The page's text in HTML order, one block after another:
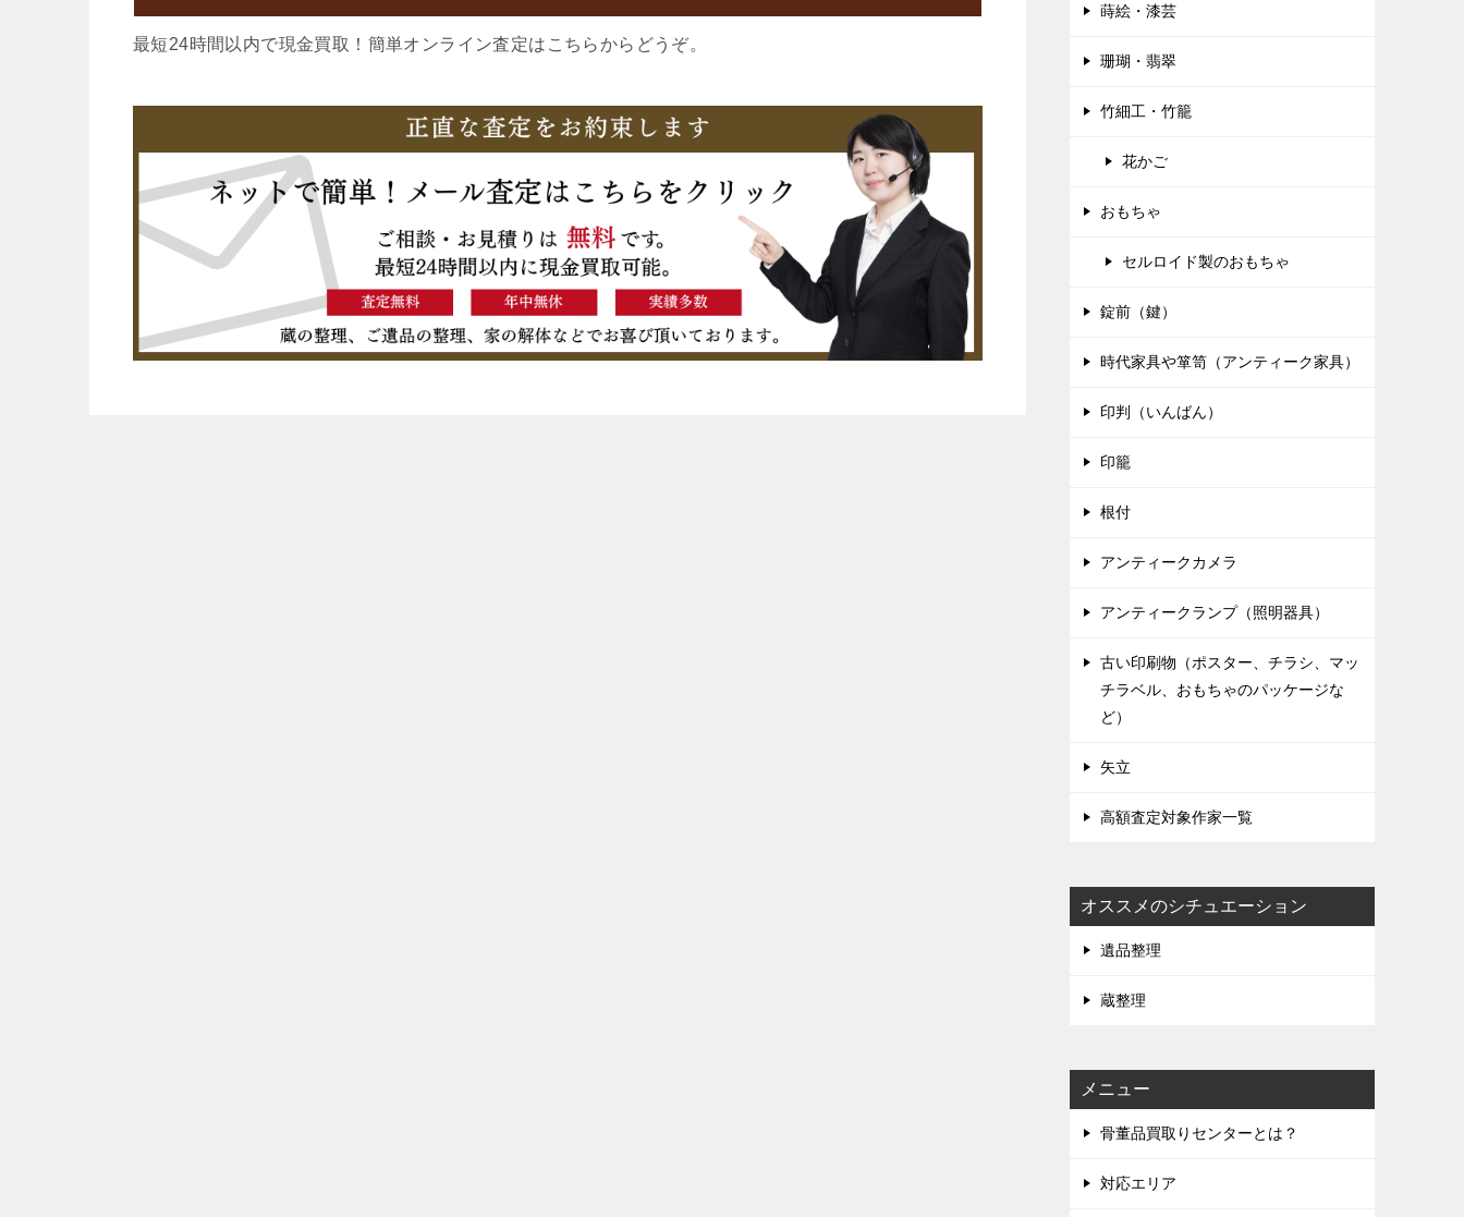
最短24時間以内で現金買取！簡単オンライン査定はこちらからどうぞ。
蒔絵・漆芸
珊瑚・翡翠
竹細工・竹籠
花かご
おもちゃ
セルロイド製のおもちゃ
錠前（鍵）
時代家具や箪笥（アンティーク家具）
印判（いんばん）
印籠
根付
アンティークカメラ
アンティークランプ（照明器具）
古い印刷物（ポスター、チラシ、マッ
チラベル、おもちゃのパッケージな
ど）
矢立
高額査定対象作家一覧
オススメのシチュエーション
遺品整理
蔵整理
メニュー
骨董品買取りセンターとは？
対応エリア